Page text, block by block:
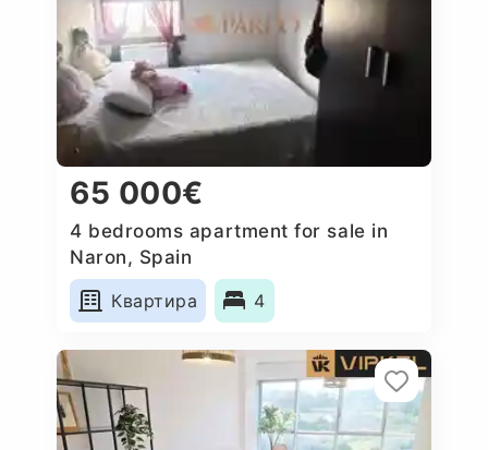
65 000€
4 bedrooms apartment for sale in
Naron, Spain
Квартира
4